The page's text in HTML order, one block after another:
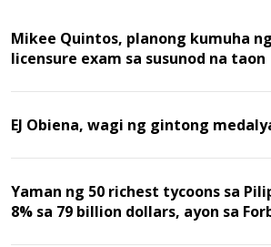
Mikee Quintos, planong kumuha
licensure exam sa susunod na taon
EJ Obiena, wagi ng gintong
Yaman ng 50 richest tycoons sa
8% sa 79 billion dollars, ayon sa